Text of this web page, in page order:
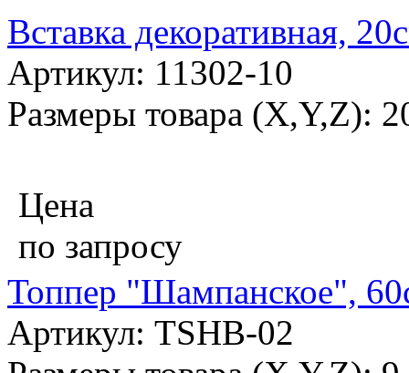
Вставка декоративная,
Артикул: 11302-10
Размеры товара (X,Y,Z):
Цена
по запросу
Топпер "Шампанское",
Артикул: TSHB-02